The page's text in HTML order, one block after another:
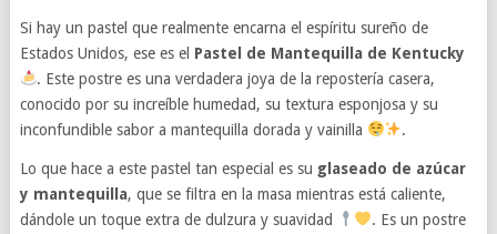
Si hay un pastel que realmente encarna el espíritu sureño de
Estados Unidos, ese es el Pastel de Mantequilla de Kentucky
. Este postre es una verdadera joya de la repostería casera,
conocido por su increíble humedad, su textura esponjosa y su
inconfundible sabor a mantequilla dorada y vainilla
.
Lo que hace a este pastel tan especial es su glaseado de azúcar
y mantequilla, que se filtra en la masa mientras está caliente,
dándole un toque extra de dulzura y suavidad
. Es un postre